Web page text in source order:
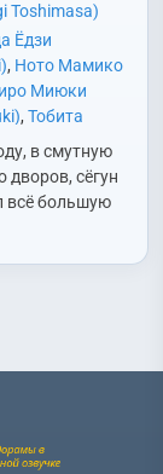
Toshimasa)
Ёдзи
, Ното Мамико
Миюки
, Тобита
в смутную
дворов, сёгун
всё большую